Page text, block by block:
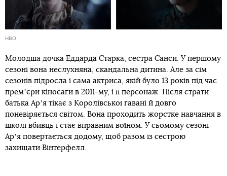
HBO
Молодша дочка Еддарда Старка, сестра Санси. У першому
сезоні вона неслухняна, скандальна дитина. Але за сім
сезонів підросла і сама актриса, якій було 13 років під час
премʼєри кіносаги в 2011-му, і її персонаж. Після страти
батька Арʼя тікає з Королівської гавані й довго
поневіряється світом. Вона проходить жорстке навчання в
школі вбивць і стає вправним воїном. У сьомому сезоні
Арʼя повертається додому, щоб разом із сестрою
захищати Вінтерфелл.